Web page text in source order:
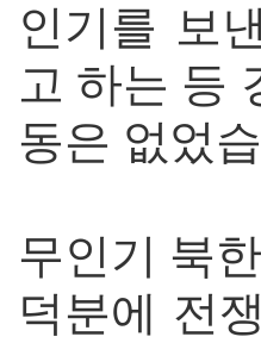
인기를 보
고 하는 등
동은 없었
무인기 북
덕분에 전